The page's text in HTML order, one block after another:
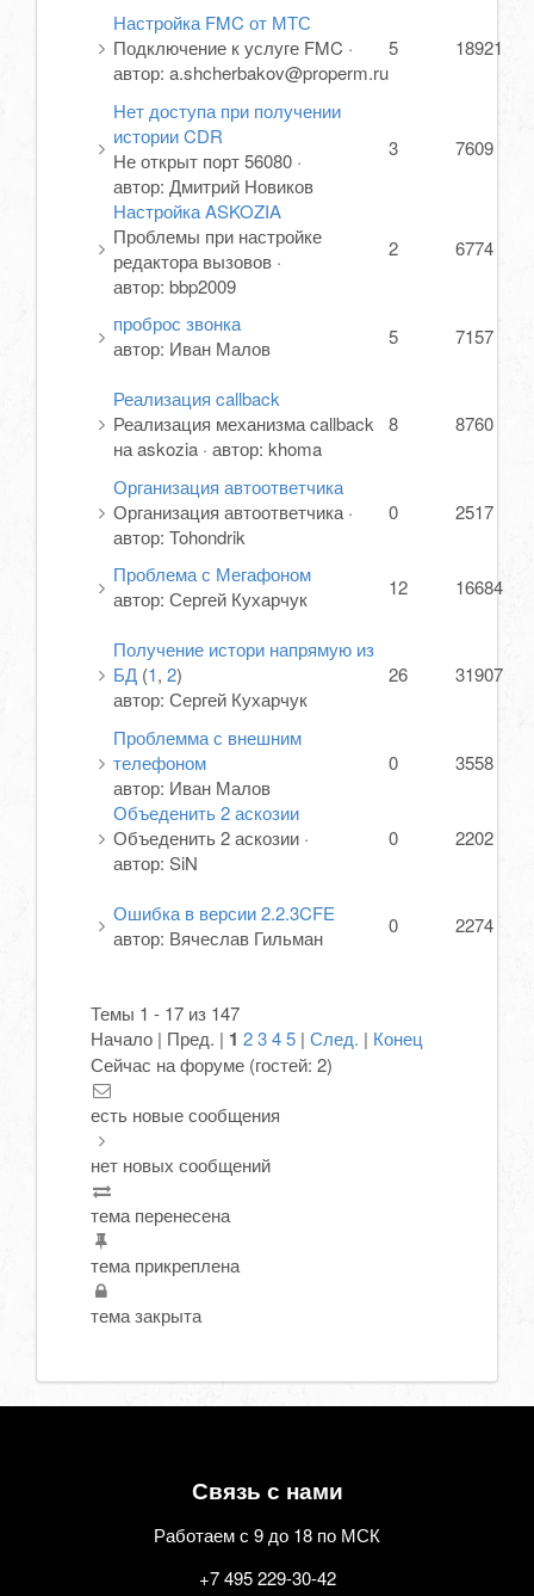
Настройка FMC от МТС
Подключение к услуге FMC ·
автор: a.shcherbakov@properm.ru
5 18921
Нет доступа при получении
истории CDR
Не открыт порт 56080 ·
автор: Дмитрий Новиков
3 7609
Настройка ASKOZIA
Проблемы при настройке
редактора вызовов ·
автор: bbp2009
2 6774
проброс звонка
автор: Иван Малов 5 7157
Реализация callback
Реализация механизма callback
на askozia · автор: khoma
8 8760
Организация автоответчика
Организация автоответчика·
автор: Tohondrik
0 2517
Проблема с Мегафоном
автор: Сергей Кухарчук 12 16684
Получение истори напрямую из
БД (1, 2)
автор: Сергей Кухарчук
26 31907
Проблемма с внешним
телефоном
автор: Иван Малов
0
3558
Объеденить 2 аскозии
Объеденить 2 аскозии ·
автор: SiN
0 2202
Ошибка в версии 2.2.3CFE
автор: Вячеслав Гильман
0 2274
Темы 1 - 17 из 147
Начало | Пред. | 1 2345 | След. | Конец
Сейчас на форуме (гостей: 2)
есть новые сообщения
нет новых сообщений
тема перенесена
тема прикреплена
тема закрыта
Связь с нами
Работаем с 9 до 18 по МСК
+7 495 229-30-42